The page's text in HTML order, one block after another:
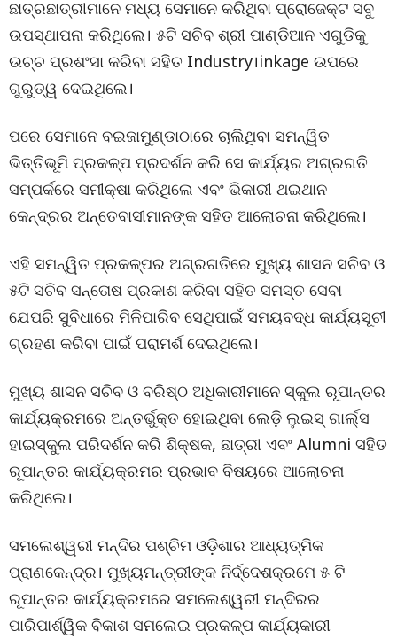
ଛାତ୍ରଛାତ୍ରୀମାନେ ମଧ୍ୟ ସେମାନେ କରିଥିବା ପ୍ରୋଜେକ୍ଟ ସବୁ
ଉପସ୍ଥାପନା କରିଥିଲେ। ୫ଟି ସଚିବ ଶ୍ରୀ ପାଣ୍ଡିଆନ ଏଗୁଡିକୁ
ଉଚ୍ଚ ପ୍ରଶଂସା କରିବା ସହିତ Industry।inkage ଉପରେ
ଗୁରୁତ୍ୱ ଦେଇଥିଲେ।
ପରେ ସେମାନେ ବଇଜାମୁଣ୍ଡାଠାରେ ଚାଲିଥିବା ସମନ୍ୱିତ
ଭିତ୍ତିଭୂମି ପ୍ରକଳ୍ପ ପ୍ରଦର୍ଶନ କରି ସେ କାର୍ଯ୍ୟର ଅଗ୍ରଗତି
ସମ୍ପର୍କରେ ସମୀକ୍ଷା କରିଥିଲେ ଏବଂ ଭିକାରୀ ଥଇଥାନ
କେନ୍ଦ୍ରର ଅନ୍ତେବାସୀମାନଙ୍କ ସହିତ ଆଲୋଚନା କରିଥିଲେ।
ଏହି ସମନ୍ୱିତ ପ୍ରକଳ୍ପର ଅଗ୍ରଗତିରେ ମୁଖ୍ୟ ଶାସନ ସଚିବ ଓ
୫ଟି ସଚିବ ସନ୍ତୋଷ ପ୍ରକାଶ କରିବା ସହିତ ସମସ୍ତ ସେବା
ଯେପରି ସୁବିଧାରେ ମିଳିପାରିବ ସେଥିପାଇଁ ସମୟବଦ୍ଧ କାର୍ଯ୍ୟସୂଚୀ
ଗ୍ରହଣ କରିବା ପାଇଁ ପରାମର୍ଶ ଦେଇଥିଲେ।
ମୁଖ୍ୟ ଶାସନ ସଚିବ ଓ ବରିଷ୍ଠ ଅଧିକାରୀମାନେ ସ୍କୁଲ ରୂପାନ୍ତର
କାର୍ଯ୍ୟକ୍ରମରେ ଅନ୍ତର୍ଭୁକ୍ତ ହୋଇଥିବା ଲେଡ଼ି ଲୁଇସ୍‌ ଗାର୍ଲ୍ସ
ହାଇସ୍କୁଲ ପରିଦର୍ଶନ କରି ଶିକ୍ଷକ, ଛାତ୍ରୀ ଏବଂ Alumni ସହିତ
ରୂପାନ୍ତର କାର୍ଯ୍ୟକ୍ରମର ପ୍ରଭାବ ବିଷୟରେ ଆଲୋଚନା
କରିଥିଲେ।
ସମଲେଶ୍ୱରୀ ମନ୍ଦିର ପଶ୍ଚିମ ଓଡ଼ିଶାର ଆଧ୍ୟତ୍ମିକ
ପ୍ରାଣକେନ୍ଦ୍ର। ମୁଖ୍ୟମନ୍ତ୍ରୀଙ୍କ ନିର୍ଦ୍ଦେଶକ୍ରମେ ୫ ଟି
ରୂପାନ୍ତର କାର୍ଯ୍ୟକ୍ରମରେ ସମଲେଶ୍ୱରୀ ମନ୍ଦିରର
ପାରିପାର୍ଶ୍ୱିକ ବିକାଶ ସମଲେଇ ପ୍ରକଳ୍ପ କାର୍ଯ୍ୟକାରୀ